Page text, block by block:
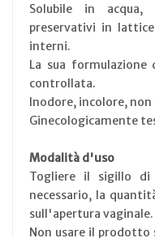
Solubile in
preservativi in
interni.
La sua formulazione
controllata.
Inodore, incolore, non
Ginecologicamente
Modalità d'uso
Togliere il sigillo di
necessario, la
sull'apertura vaginale.
Non usare il prodotto